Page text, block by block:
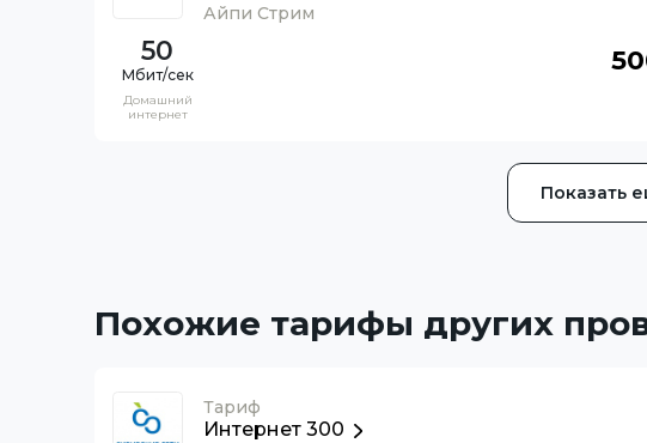
Айпи Стрим
50
Домашний
интернет
Показать
Похожие тарифы других
Тариф
Интернет 300